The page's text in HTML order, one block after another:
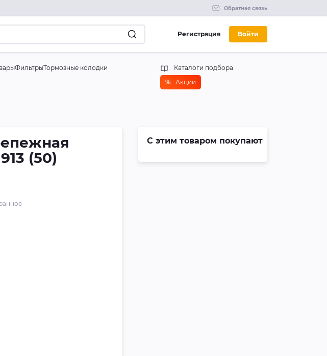
Обратная связь
Регистрация Войти
ФильтрыТормозные колодки
Каталоги подбора
% Акции
(50)
С этим товаром покупают